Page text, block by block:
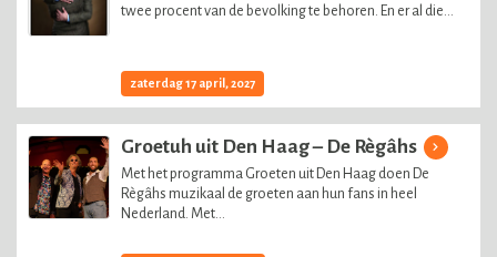
twee procent van de bevolking te behoren. En er al die...
zaterdag 17 april, 2027
Groetuh uit Den Haag – De Règâhs
Met het programma Groeten uit Den Haag doen De
Règâhs muzikaal de groeten aan hun fans in heel
Nederland. Met...